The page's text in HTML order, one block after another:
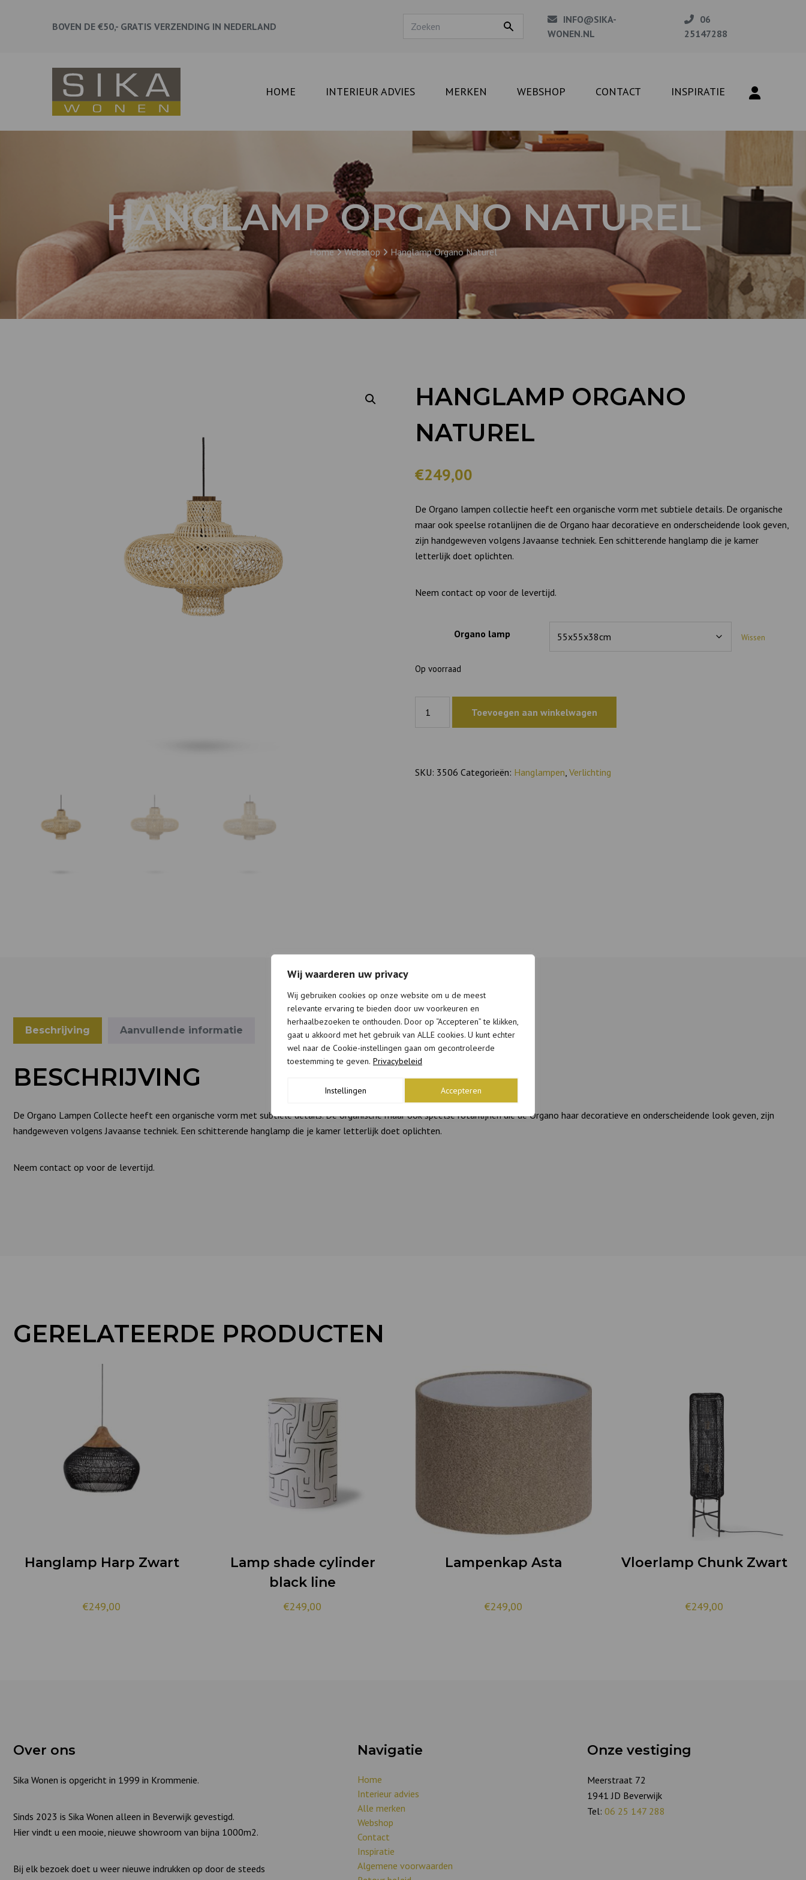
Wij waarderen uw privacy
Wij gebruiken cookies op onze website om u de meest
relevante ervaring te bieden door uw voorkeuren en
herhaalbezoeken te onthouden. Door op “Accepteren” te klikken,
gaat u akkoord met het gebruik van ALLE cookies. U kunt echter
wel naar de Cookie-instellingen gaan om gecontroleerde
toestemming te geven. Privacybeleid
Instellingen Accepteren
BOVEN DE €50,- GRATIS VERZENDING IN NEDERLAND
INFO@SIKA-
WONEN.NL
06
25147288
HOME INTERIEUR ADVIES MERKEN WEBSHOP CONTACT INSPIRATIE
HANGLAMP ORGANO NATUREL
Home Webshop Hanglamp Organo Naturel
HANGLAMP ORGANO
NATUREL
€249,00
De Organo lampen collectie heeft een organische vorm met subtiele details. De organische
maar ook speelse rotanlijnen die de Organo haar decoratieve en onderscheidende look geven,
zijn handgeweven volgens Javaanse techniek. Een schitterende hanglamp die je kamer
letterlijk doet oplichten.
Neem contact op voor de levertijd.
Organo lamp Wissen
Op voorraad
Organo
Toevoegen aan winkelwagen
SKU: 3506 Categorieën: Hanglampen, Verlichting
Beschrijving Aanvullende informatie
BESCHRIJVING
De Organo Lampen Collecte heeft een organische vorm met subtiele details. De organische maar ook speelse rotanlijnen die de Organo haar decoratieve en onderscheidende look geven, zijn
handgeweven volgens Javaanse techniek. Een schitterende hanglamp die je kamer letterlijk doet oplichten.
Neem contact op voor de levertijd.
GERELATEERDE PRODUCTEN
Hanglamp Harp Zwart
€249,00
Lamp shade cylinder
black line
€249,00
Lampenkap Asta
€249,00
Vloerlamp Chunk Zwart
€249,00
Over ons
Sika Wonen is opgericht in 1999 in Krommenie.
Sinds 2023 is Sika Wonen alleen in Beverwijk gevestigd.
Hier vindt u een mooie, nieuwe showroom van bijna 1000m2.
Bij elk bezoek doet u weer nieuwe indrukken op door de steeds
Navigatie
Home
Interieur advies
Alle merken
Webshop
Contact
Inspiratie
Algemene voorwaarden
Onze vestiging
Meerstraat 72
1941 JD Beverwijk
Tel:06 25 147 288